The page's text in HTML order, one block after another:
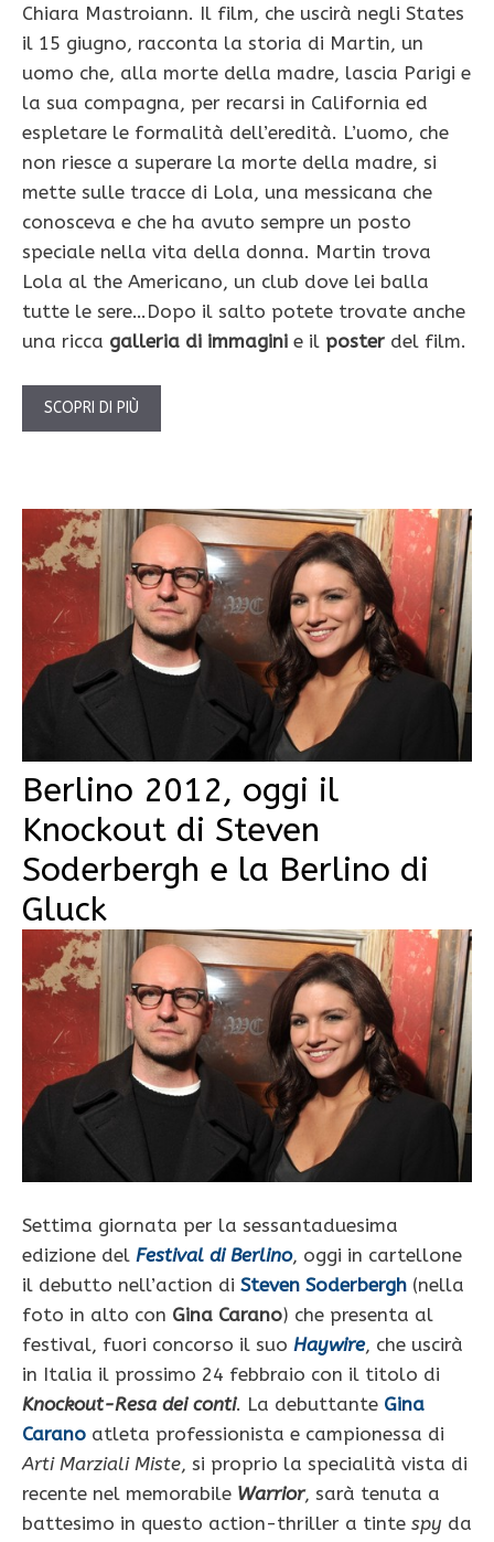
Chiara Mastroiann. Il film, che uscirà negli States
il 15 giugno, racconta la storia di Martin, un
uomo che, alla morte della madre, lascia Parigi e
la sua compagna, per recarsi in California ed
espletare le formalità dell’eredità. L’uomo, che
non riesce a superare la morte della madre, si
mette sulle tracce di Lola, una messicana che
conosceva e che ha avuto sempre un posto
speciale nella vita della donna. Martin trova
Lola al the Americano, un club dove lei balla
tutte le sere…Dopo il salto potete trovate anche
una ricca galleria di immagini e il poster del film.
SCOPRI DI PIÙ
Berlino 2012, oggi il
Knockout di Steven
Soderbergh e la Berlino di
Gluck
Settima giornata per la sessantaduesima
edizione del Festival di Berlino, oggi in cartellone
il debutto nell’action di Steven Soderbergh (nella
foto in alto con Gina Carano) che presenta al
festival, fuori concorso il suo Haywire, che uscirà
in Italia il prossimo 24 febbraio con il titolo di
Knockout-Resa dei conti. La debuttante Gina
Carano atleta professionista e campionessa di
Arti Marziali Miste, si proprio la specialità vista di
recente nel memorabile Warrior, sarà tenuta a
battesimo in questo action-thriller a tinte spy da